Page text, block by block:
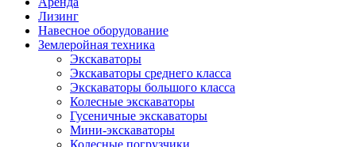
Лизинг
Навесное оборудование
Землеройная техника
Экскаваторы
Экскаваторы среднего класса
Экскаваторы большого класса
Колесные экскаваторы
Гусеничные экскаваторы
Мини-экскаваторы
Колесные погрузчики